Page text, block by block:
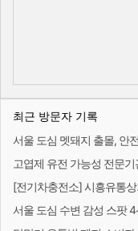
최근 방문자 기록
서울 도심 멧돼지 출몰, 안
고엽제 유전 가능성 전문
[전기차충전소] 시흥유통
서울 도심 수변 감성 스팟 4